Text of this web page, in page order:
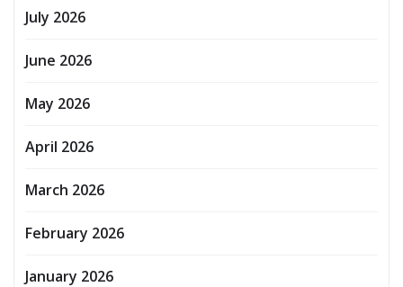
July 2026
June 2026
May 2026
April 2026
March 2026
February 2026
January 2026